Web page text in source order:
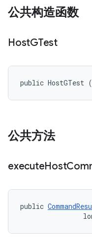
公共构造函数
HostGTest
public HostGTest
公共方法
executeHost
public